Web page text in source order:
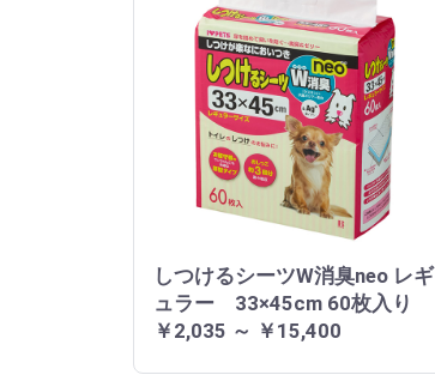
しつけるシーツW消臭neo レギ
ュラー 33×45cm 60枚入り
￥2,035 ～ ￥15,400